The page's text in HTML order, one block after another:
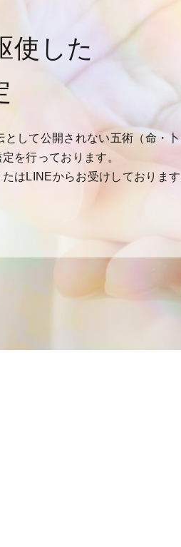
使した
して公開されない五術（命・卜
を行っております。
はLINEからお受けしております